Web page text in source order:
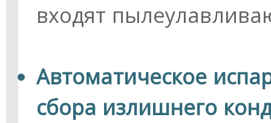
входят
Автоматическое
сбора излишнего